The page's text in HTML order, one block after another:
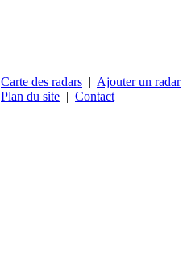
Carte des radars | Ajouter un radar
Plan du site | Contact